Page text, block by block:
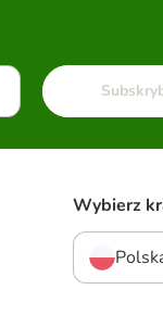
Wybierz